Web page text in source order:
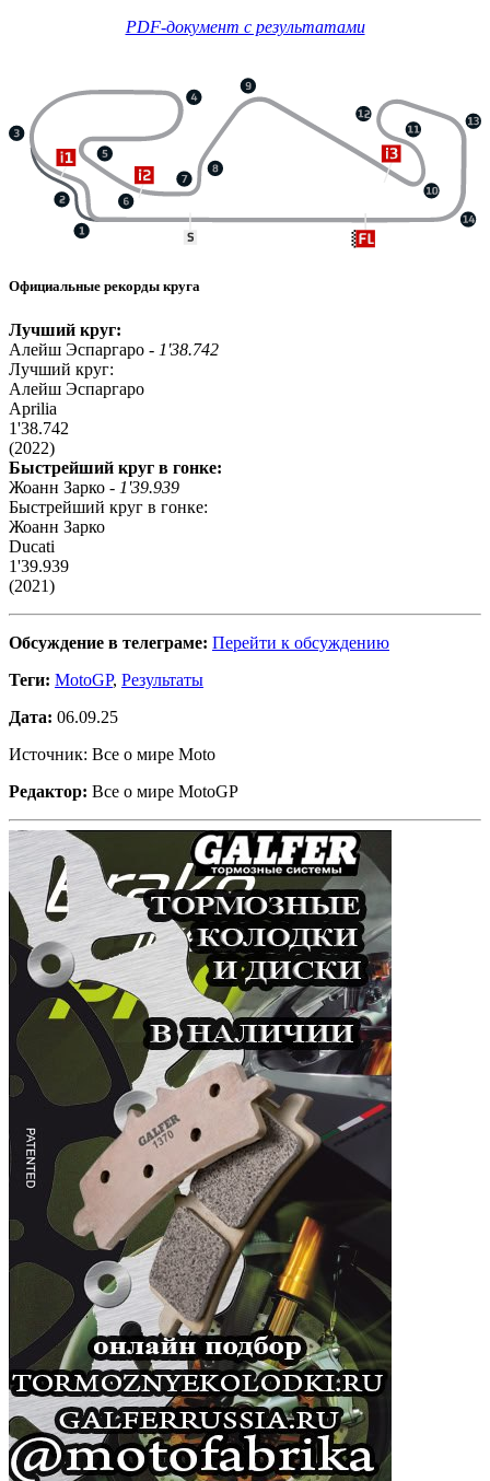
PDF-документ с результатами
Официальные рекорды круга
Лучший круг:
Алейш Эспаргаро - 1'38.742
Лучший круг:
Алейш Эспаргаро
Aprilia
1'38.742
(2022)
Быстрейший круг в гонке:
Жоанн Зарко - 1'39.939
Быстрейший круг в гонке:
Жоанн Зарко
Ducati
1'39.939
(2021)
Обсуждение в телеграме: Перейти к обсуждению
Теги: MotoGP, Результаты
Дата: 06.09.25
Источник: Все о мире Moto
Редактор: Все о мире MotoGP